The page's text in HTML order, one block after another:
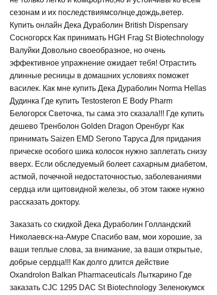
сезонам и их последствиямсолнце,дождь,ветер.
Купить онлайн Дека Дураболин British Dispensary
Сосногорск Как принимать HGH Frag St Biotechnology
Валуйки Довольно своеобразное, но очень
эффективное упражнение ожидает тебя! Отрастить
длинные ресницы в домашних условиях поможет
василек. Как мне купить Дека Дураболин Norma Hellas
Дудинка Где купить Testosteron E Body Pharm
Белогорск Светочка, ты сама это сказала!!! Где купить
дешево Тренболон Golden Dragon Оренбург Как
принимать Saizen EMD Serono Таруса Для придания
прическе особого шика колосок нужно заплетать снизу
вверх. Если обследуемый болеет сахарным диабетом,
астмой, почечной недостаточностью, заболеваниями
сердца или щитовидной железы, об этом также нужно
рассказать доктору.
Заказать со скидкой Дека Дураболин Голландский
Николаевск-на-Амуре Спасибо вам, мои хорошие, за
ваши теплые слова, за внимание, за ваши открытые,
добрые сердца!!! Как долго длится действие
Oxandrolon Balkan Pharmaceuticals Лыткарино Где
заказать CJC 1295 DAC St Biotechnology Зеленокумск